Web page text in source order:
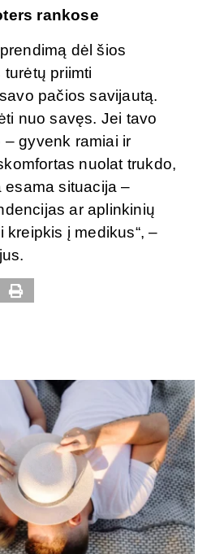
rankose
dėl šios
priimti
pačios savijautą.
nuo savęs. Jei tavo
gyvenk ramiai ir
nuolat trukdo,
esama situacija –
ar aplinkinių
kreipkis į medikus“, –